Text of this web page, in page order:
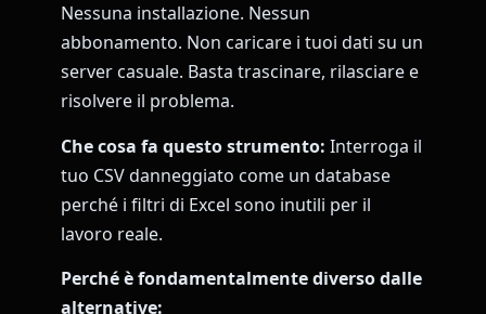
Nessuna installazione. Nessun
abbonamento. Non caricare i tuoi dati su un
server casuale. Basta trascinare, rilasciare e
risolvere il problema.
Che cosa fa questo strumento: Interroga il
tuo CSV danneggiato come un database
perché i filtri di Excel sono inutili per il
lavoro reale.
Perché è fondamentalmente diverso dalle
alternative: